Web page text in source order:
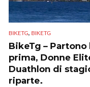
BIKETG, BIKETG
BikeTg –
prima, Donne
Duathlon di
riparte.